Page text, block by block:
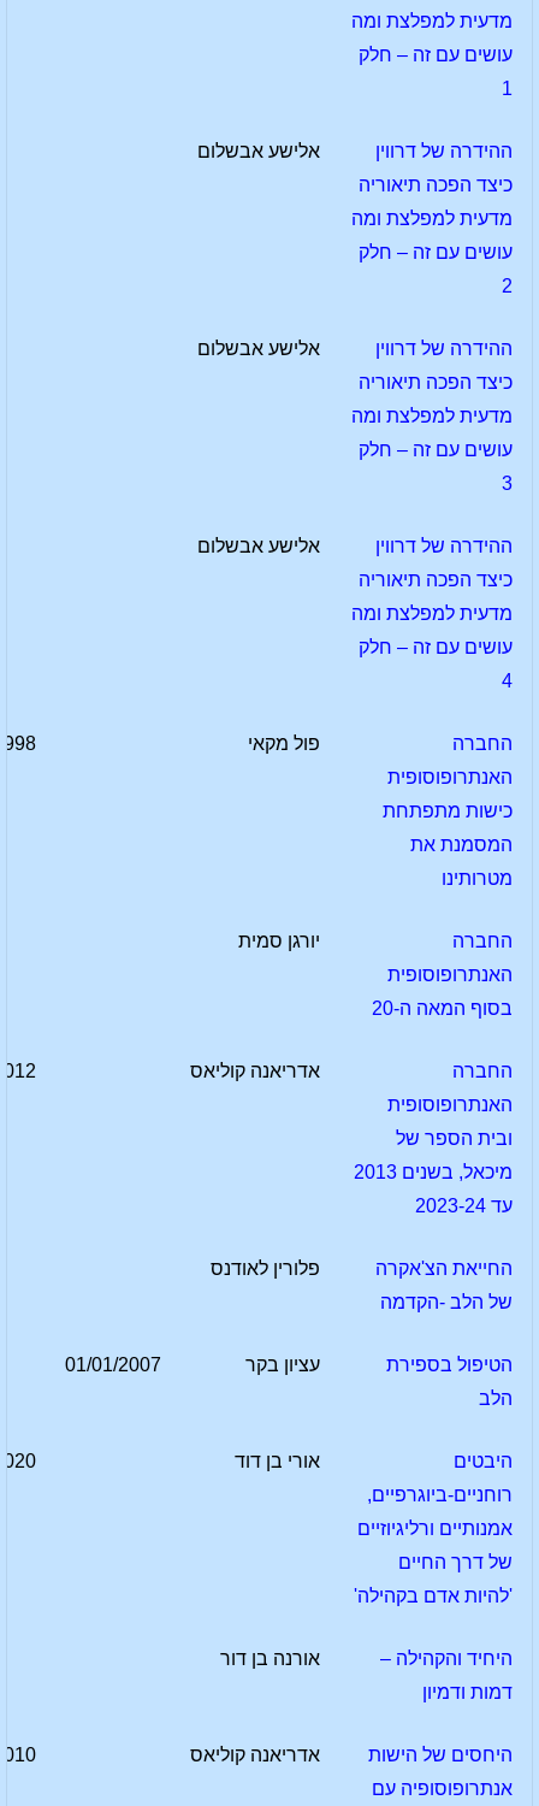
מדעית למפלצת ומה
עושים עם זה – חלק
1
ההידרה של דרווין
כיצד הפכה תיאוריה
מדעית למפלצת ומה
עושים עם זה – חלק
2
אלישע אבשלום
ההידרה של דרווין
כיצד הפכה תיאוריה
מדעית למפלצת ומה
עושים עם זה – חלק
3
אלישע אבשלום
ההידרה של דרווין
כיצד הפכה תיאוריה
מדעית למפלצת ומה
עושים עם זה – חלק
4
אלישע אבשלום
החברה
האנתרופוסופית
כישות מתפתחת
המסמנת את
מטרותינו
פול מקאי
החברה
האנתרופוסופית
בסוף המאה ה-20
יורגן סמית
החברה
האנתרופוסופית
ובית הספר של
מיכאל, בשנים 2013
עד 2023-24
אדריאנה קוליאס
החייאת הצ'אקרה
של הלב -הקדמה
פלורין לאודנס
הטיפול בספירת
הלב
עציון בקר 01/01/2007
היבטים
רוחניים-ביוגרפיים,
אמנותיים ורליגיוזיים
של דרך החיים
'להיות אדם בקהילה'
אורי בן דוד
היחיד והקהילה –
דמות ודמיון
אורנה בן דור
היחסים של הישות
אנתרופוסופיה עם
אדריאנה קוליאס